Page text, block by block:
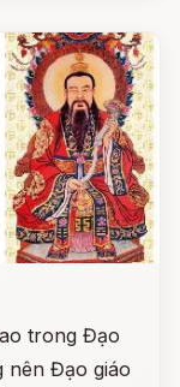
trong Đạo
nên Đạo giáo